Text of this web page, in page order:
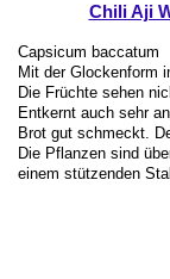
Chili Aji
Capsicum baccatum
Mit der Glockenform
Die Früchte sehen
Entkernt auch sehr
Brot gut schmeckt.
Die Pflanzen sind
einem stützenden